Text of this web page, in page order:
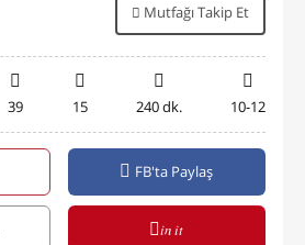
Mutfağı Takip Et
39 15 240 dk. 10-12
FB'ta Paylaş
in it